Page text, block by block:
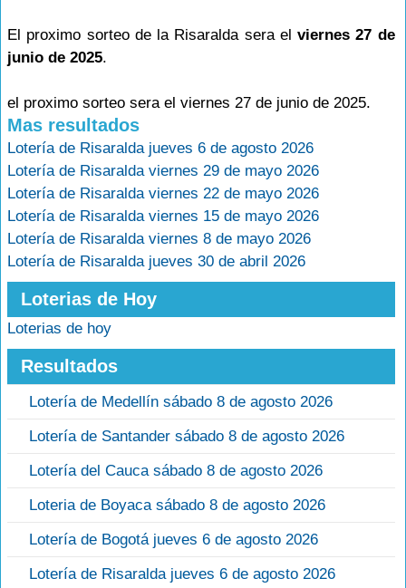
El proximo sorteo de la Risaralda sera elviernes 27 de
junio de 2025.
el proximo sorteo sera el viernes 27 de junio de 2025.
Mas resultados
Lotería de Risaralda jueves 6 de agosto 2026
Lotería de Risaralda viernes 29 de mayo 2026
Lotería de Risaralda viernes 22 de mayo 2026
Lotería de Risaralda viernes 15 de mayo 2026
Lotería de Risaralda viernes 8 de mayo 2026
Lotería de Risaralda jueves 30 de abril 2026
Loterias de Hoy
Loterias de hoy
Resultados
Lotería de Medellín sábado 8 de agosto 2026
Lotería de Santander sábado 8 de agosto 2026
Lotería del Cauca sábado 8 de agosto 2026
Loteria de Boyaca sábado 8 de agosto 2026
Lotería de Bogotá jueves 6 de agosto 2026
Lotería de Risaralda jueves 6 de agosto 2026